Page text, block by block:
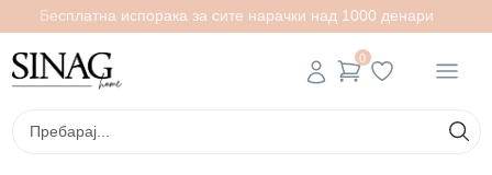
Бесплатна испорака за сите нарачки над 1000 денари
0